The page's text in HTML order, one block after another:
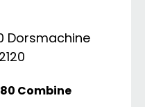
Combine